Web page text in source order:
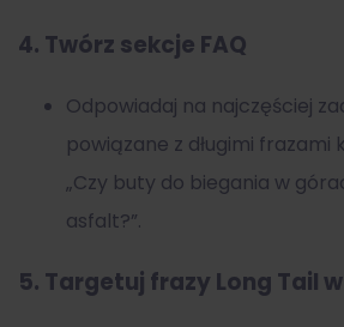
4. Twórz sekcje FAQ
Odpowiadaj na najczęściej
powiązane z długimi frazami
„Czy buty do biegania w
asfalt?”.
5. Targetuj frazy Long Tail